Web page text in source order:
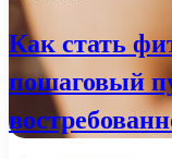
Как стать
пошаговый